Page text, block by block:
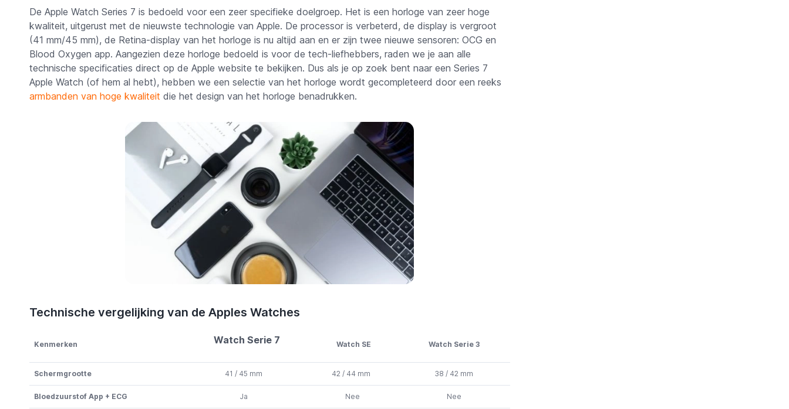
De Apple Watch Series 7 is bedoeld voor een zeer specifieke doelgroep. Het is een horloge van zeer hoge
kwaliteit, uitgerust met de nieuwste technologie van Apple. De processor is verbeterd, de display is vergroot
(41 mm/45 mm), de Retina-display van het horloge is nu altijd aan en er zijn twee nieuwe sensoren: OCG en
Blood Oxygen app. Aangezien deze horloge bedoeld is voor de tech-liefhebbers, raden we je aan alle
technische specificaties direct op de Apple website te bekijken. Dus als je op zoek bent naar een Series 7
Apple Watch (of hem al hebt), hebben we een selectie van het horloge wordt gecompleteerd door een reeks
armbanden van hoge kwaliteit die het design van het horloge benadrukken.
Technische vergelijking van de Apples Watches
Kenmerken Watch Serie 7 Watch SE Watch Serie 3
Schermgrootte 41 / 45 mm 42 / 44 mm 38 / 42 mm
Bloedzuurstof App + ECG Ja Nee Nee